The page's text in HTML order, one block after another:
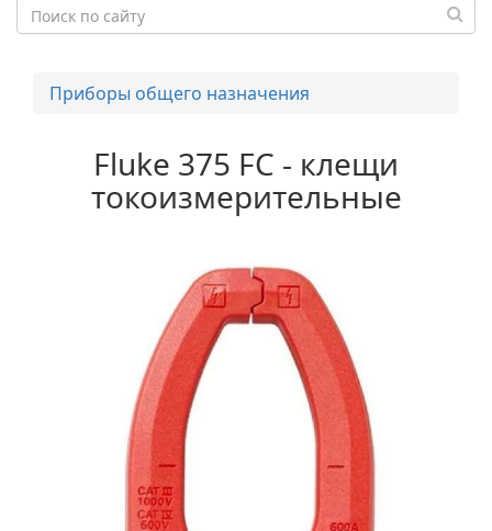
Приборы общего назначения
Fluke 375 FC - клещи
токоизмерительные